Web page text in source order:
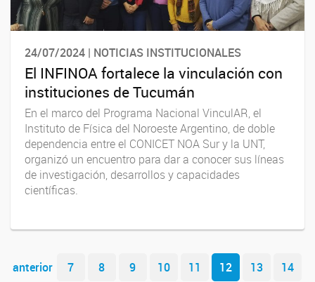
24/07/2024 | NOTICIAS INSTITUCIONALES
El INFINOA fortalece la vinculación con
instituciones de Tucumán
En el marco del Programa Nacional VinculAR, el
Instituto de Física del Noroeste Argentino, de doble
dependencia entre el CONICET NOA Sur y la UNT,
organizó un encuentro para dar a conocer sus líneas
de investigación, desarrollos y capacidades
científicas.
Navegador de artículos
anterior 7 8 9 10 11 12 13
14